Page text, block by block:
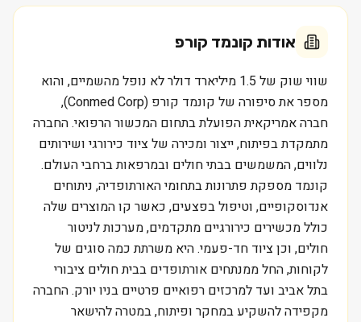
אודות קונמד קורפ
שווי שוק של 1.5 מיליארד דולר לא נופל מהשמיים, והוא
מספר את סיפורה של קונמד קורפ (Conmed Corp),
חברה אמריקאית הפועלת בתחום המכשור הרפואי. החברה
מתמקדת בפיתוח, ייצור ומכירה של ציוד כירורגי ושירותים
נלווים, המשמשים בבתי חולים ובמרפאות ברחבי העולם.
קונמד מספקת פתרונות בתחומי האורתופדיה, ניתוחים
אנדוסקופיים, וטיפול בפצעים, כאשר קו המוצרים שלה
כולל מכשירים כירורגיים מתקדמים, מערכות לניטור
חולים, וכן ציוד חד-פעמי. היא משרתת כמה סוגים של
לקוחות, החל ממנתחים אורתופדים בבית חולים ציבורי
בתל אביב ועד למרכזים רפואיים פרטיים בניו יורק. החברה
מקפידה להשקיע במחקר ופיתוח, במטרה להישאר